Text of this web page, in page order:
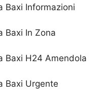
Baxi Informazioni
Baxi In Zona
Baxi H24 Amendola
Baxi Urgente